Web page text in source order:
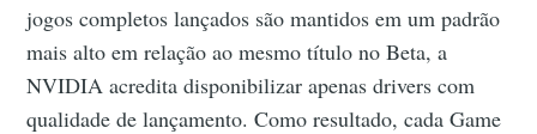
jogos completos lançados são mantidos em um padrão
mais alto em relação ao mesmo título no Beta, a
NVIDIA acredita disponibilizar apenas drivers com
qualidade de lançamento. Como resultado, cada Game